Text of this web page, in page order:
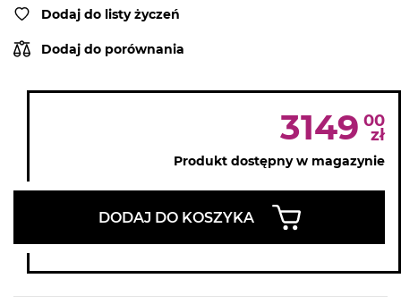
Dodaj do listy życzeń
Dodaj do porównania
3149 00
zł
Produkt dostępny w magazynie
DODAJ DO KOSZYKA